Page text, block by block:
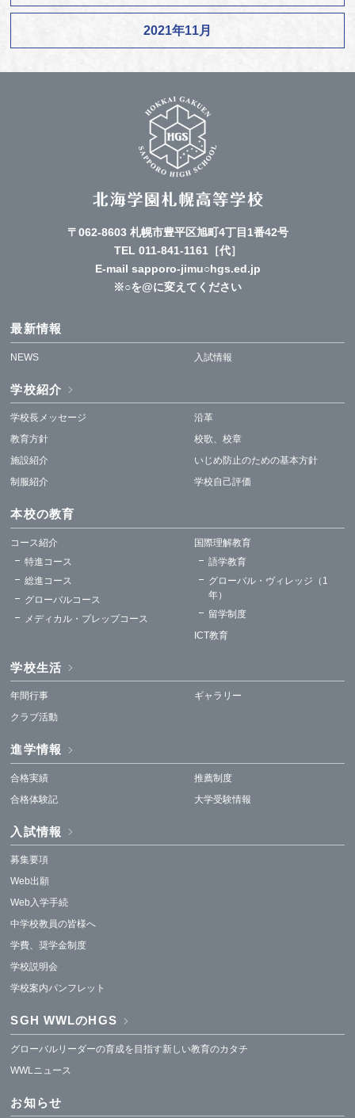
2021年11月
〒062-8603 札幌市豊平区旭町4丁目1番42号
TEL 011-841-1161［代］
E-mail sapporo-jimu○hgs.ed.jp
※○を@に変えてください
最新情報
NEWS 入試情報
学校紹介
学校長メッセージ
教育方針
施設紹介
制服紹介
沿革
校歌、校章
いじめ防止のための基本方針
学校自己評価
本校の教育
コース紹介
特進コース
総進コース
グローバルコース
メディカル・プレップコース
国際理解教育
語学教育
グローバル・ヴィレッジ（1
年）
留学制度
ICT教育
学校生活
年間行事
クラブ活動
ギャラリー
進学情報
合格実績
合格体験記
推薦制度
大学受験情報
入試情報
募集要項
Web出願
Web入学手続
中学校教員の皆様へ
学費、奨学金制度
学校説明会
学校案内パンフレット
SGH WWLのHGS
グローバルリーダーの育成を目指す新しい教育のカタチ
WWLニュース
お知らせ